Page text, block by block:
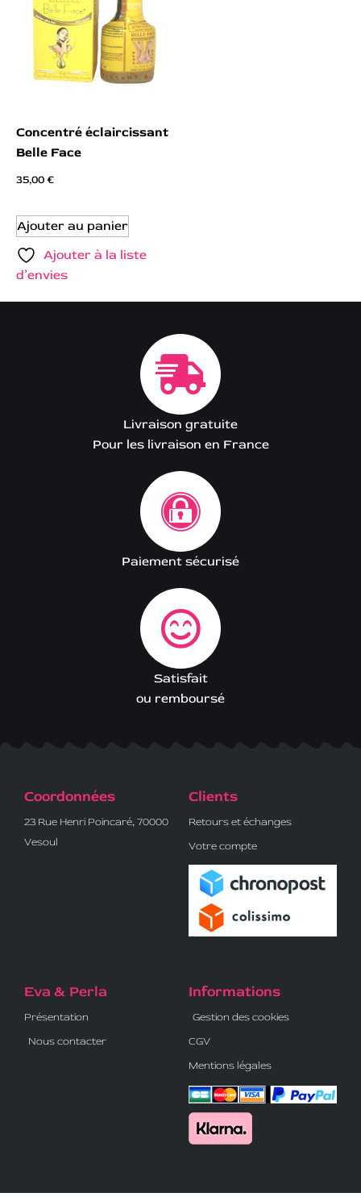
Concentré éclaircissant
Belle Face
35,00€
Ajouter au panier
Ajouter à la liste
d’envies
Livraison gratuite
Pour les livraison en France
Paiement sécurisé
Satisfait
ou remboursé
Coordonnées
23 Rue Henri Poincaré, 70000
Vesoul
Clients
Retours et échanges
Votre compte
Eva & Perla
Présentation
Nous contacter
Informations
Gestion des cookies
CGV
Mentions légales